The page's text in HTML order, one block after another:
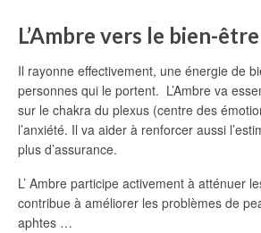
L’Ambre vers le bien-être
Il rayonne effectivement, une énergie de
personnes qui le portent. L’Ambre va
sur le chakra du plexus (centre des
l’anxiété. Il va aider à renforcer aussi
plus d’assurance.
L’ Ambre participe activement à atténuer
contribue à améliorer les problèmes de
aphtes …